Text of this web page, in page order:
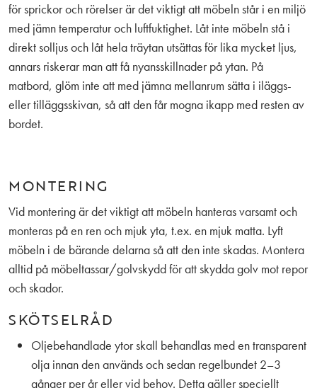
för sprickor och rörelser är det viktigt att möbeln står i en miljö
med jämn temperatur och luftfuktighet. Låt inte möbeln stå i
direkt solljus och låt hela träytan utsättas för lika mycket ljus,
annars riskerar man att få nyansskillnader på ytan. På
matbord, glöm inte att med jämna mellanrum sätta i iläggs-
eller tilläggsskivan, så att den får mogna ikapp med resten av
bordet.
MONTERING
Vid montering är det viktigt att möbeln hanteras varsamt och
monteras på en ren och mjuk yta, t.ex. en mjuk matta. Lyft
möbeln i de bärande delarna så att den inte skadas. Montera
alltid på möbeltassar/golvskydd för att skydda golv mot repor
och skador.
SKÖTSELRÅD
Oljebehandlade ytor skall behandlas med en transparent
olja innan den används och sedan regelbundet 2–3
gånger per år eller vid behov. Detta gäller speciellt